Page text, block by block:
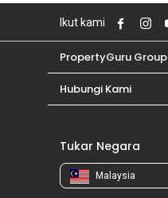
Ikut kami
PropertyGuru Group
Hubungi Kami
Tukar Negara
Malaysia